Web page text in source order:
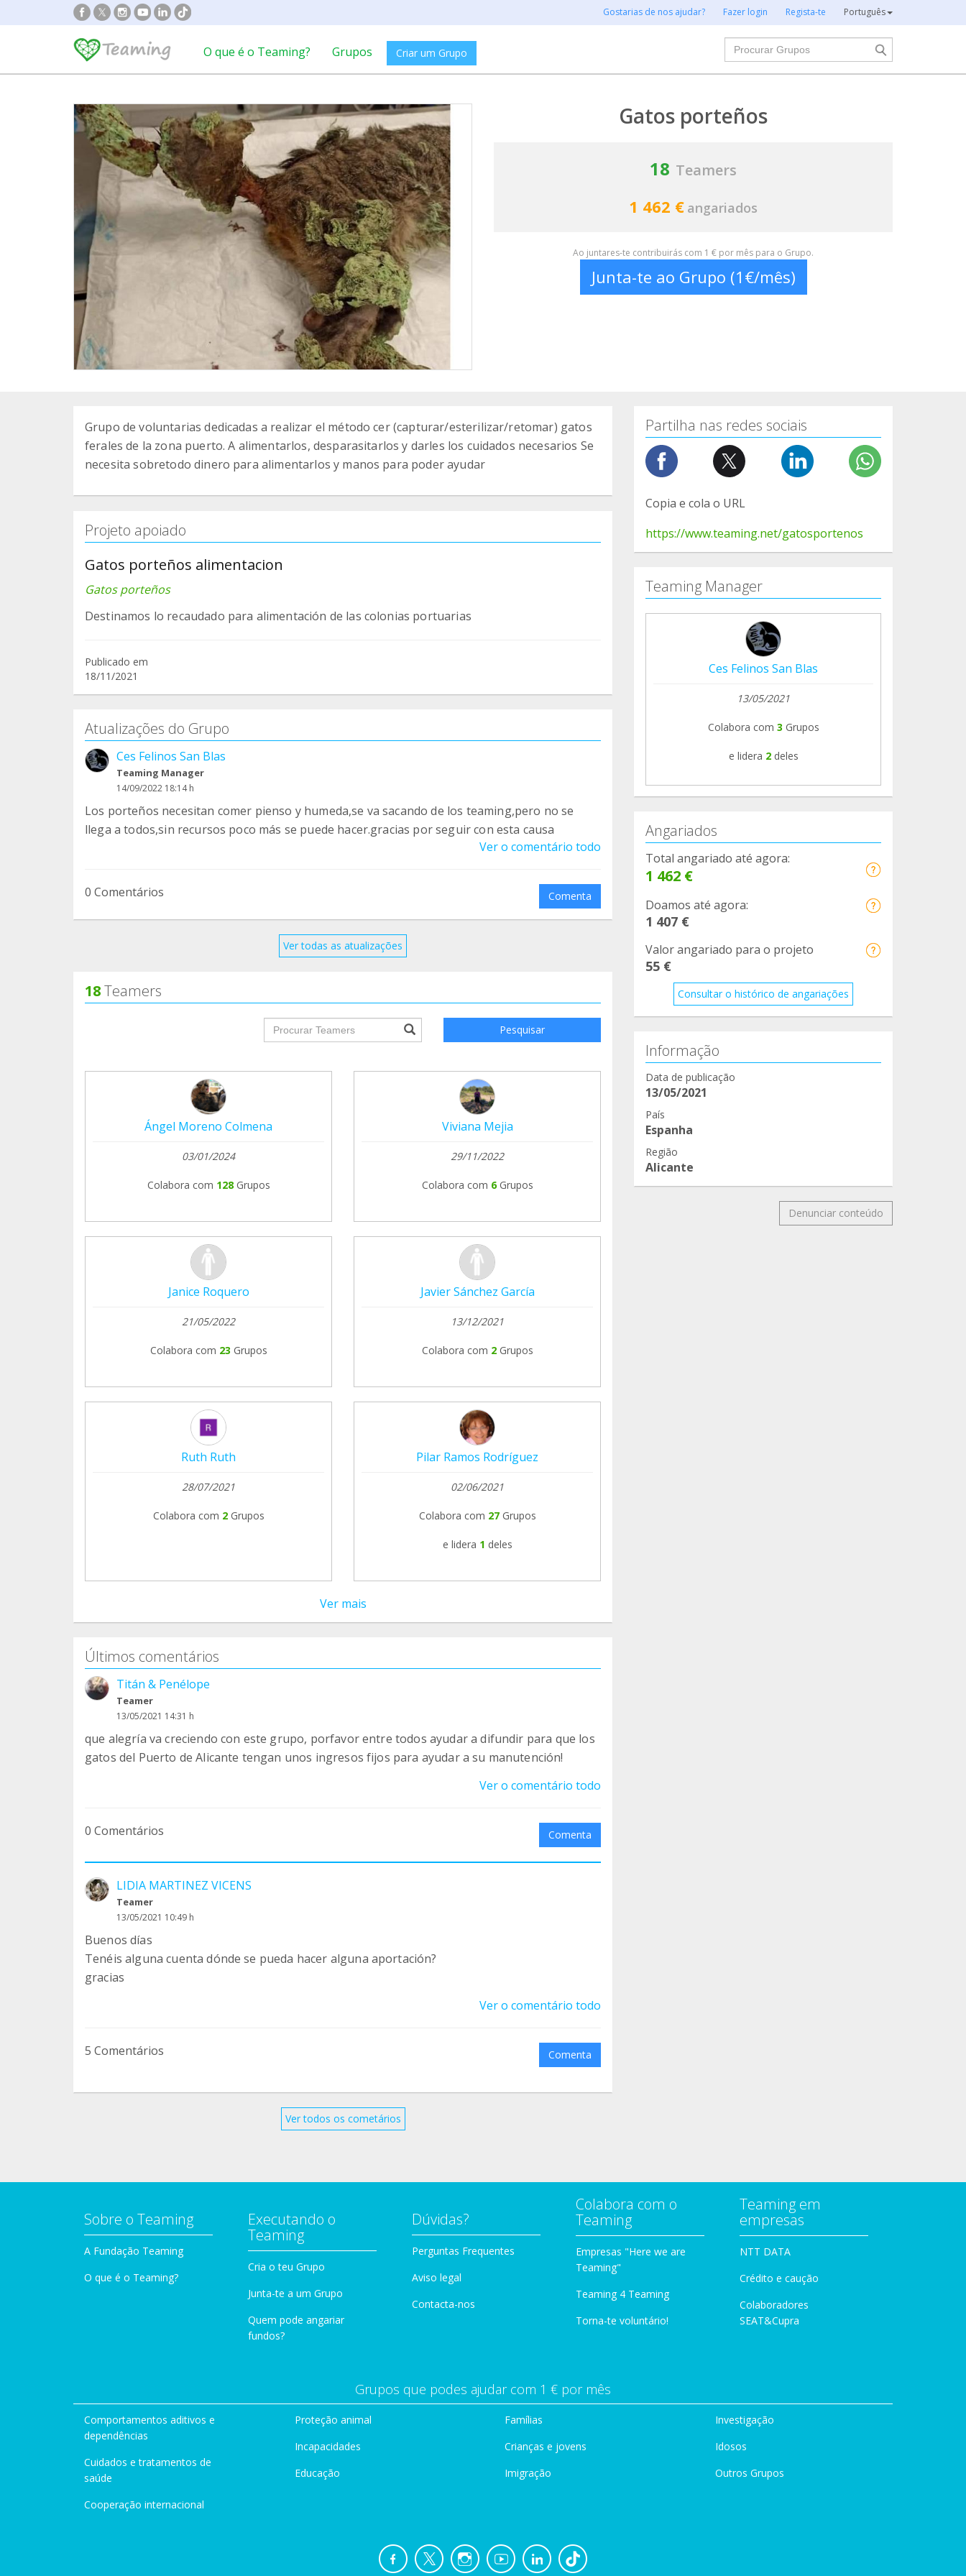
Gostarias de nos ajudar? Fazer login Regista-te Português
O que é o Teaming? Grupos Criar um Grupo
Procurar
Gatos porteños
18 Teamers
1 462 € angariados
Ao juntares-te contribuirás com 1 € por mês para o Grupo.
Junta-te ao Grupo (1€/mês)
Grupo de voluntarias dedicadas a realizar el método cer (capturar/esterilizar/retomar) gatos
ferales de la zona puerto. A alimentarlos, desparasitarlos y darles los cuidados necesarios Se
necesita sobretodo dinero para alimentarlos y manos para poder ayudar
Projeto apoiado
Gatos porteños alimentacion
Gatos porteños
Destinamos lo recaudado para alimentación de las colonias portuarias
Publicado em
18/11/2021
Atualizações do Grupo
Ces Felinos San Blas
Teaming Manager
14/09/2022 18:14 h
Los porteños necesitan comer pienso y humeda,se va sacando de los teaming,pero no se
llega a todos,sin recursos poco más se puede hacer.gracias por seguir con esta causa
Ver o comentário todo
0 Comentários Comenta
Ver todas as atualizações
18Teamers
groupProfile.searchForm.search.text??? Pesquisar
Ángel Moreno Colmena
03/01/2024
Colabora com 128 Grupos
Viviana Mejia
29/11/2022
Colabora com 6 Grupos
Janice Roquero
21/05/2022
Colabora com 23 Grupos
Javier Sánchez García
13/12/2021
Colabora com 2 Grupos
Ruth Ruth
28/07/2021
Colabora com 2 Grupos
Pilar Ramos Rodríguez
02/06/2021
Colabora com 27 Grupos
e lidera 1 deles
Ver mais
Últimos comentários
Titán & Penélope
Teamer
13/05/2021 14:31 h
que alegría va creciendo con este grupo, porfavor entre todos ayudar a difundir para que los
gatos del Puerto de Alicante tengan unos ingresos fijos para ayudar a su manutención!
Ver o comentário todo
0 Comentários Comenta
LIDIA MARTINEZ VICENS
Teamer
13/05/2021 10:49 h
Buenos días
Tenéis alguna cuenta dónde se pueda hacer alguna aportación?
gracias
Ver o comentário todo
5 Comentários Comenta
Ver todos os cometários
Partilha nas redes sociais
Copia e cola o URL
https://www.teaming.net/gatosportenos
Teaming Manager
Ces Felinos San Blas
13/05/2021
Colabora com 3 Grupos
e lidera 2 deles
Angariados
Total angariado até agora:
1 462 €
Doamos até agora:
1 407 €
Valor angariado para o projeto
55 €
Consultar o histórico de angariações
Informação
Data de publicação
13/05/2021
País
Espanha
Região
Alicante
Denunciar conteúdo
Sobre o Teaming
A Fundação Teaming
O que é o Teaming?
Executando o
Teaming
Cria o teu Grupo
Junta-te a um Grupo
Quem pode angariar
fundos?
Dúvidas?
Perguntas Frequentes
Aviso legal
Contacta-nos
Colabora com o
Teaming
Empresas "Here we are
Teaming"
Teaming 4 Teaming
Torna-te voluntário!
Teaming em
empresas
NTT DATA
Crédito e caução
Colaboradores
SEAT&Cupra
Grupos que podes ajudar com 1 € por mês
Comportamentos aditivos e
dependências
Cuidados e tratamentos de
saúde
Cooperação internacional
Proteção animal
Incapacidades
Educação
Famílias
Crianças e jovens
Imigração
Investigação
Idosos
Outros Grupos